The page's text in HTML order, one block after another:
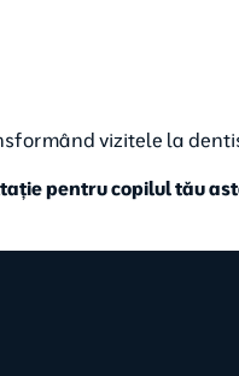
vizitele la
pentru copilul tău